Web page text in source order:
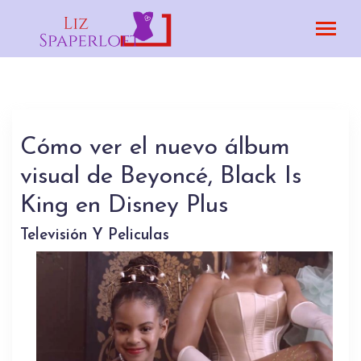
Cómo ver el nuevo álbum
visual de Beyoncé, Black Is
King en Disney Plus
Televisión Y Peliculas